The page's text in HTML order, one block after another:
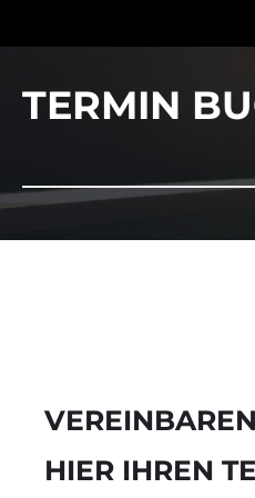
INHALT
SPRINGEN
TERMIN
HIER IHREN